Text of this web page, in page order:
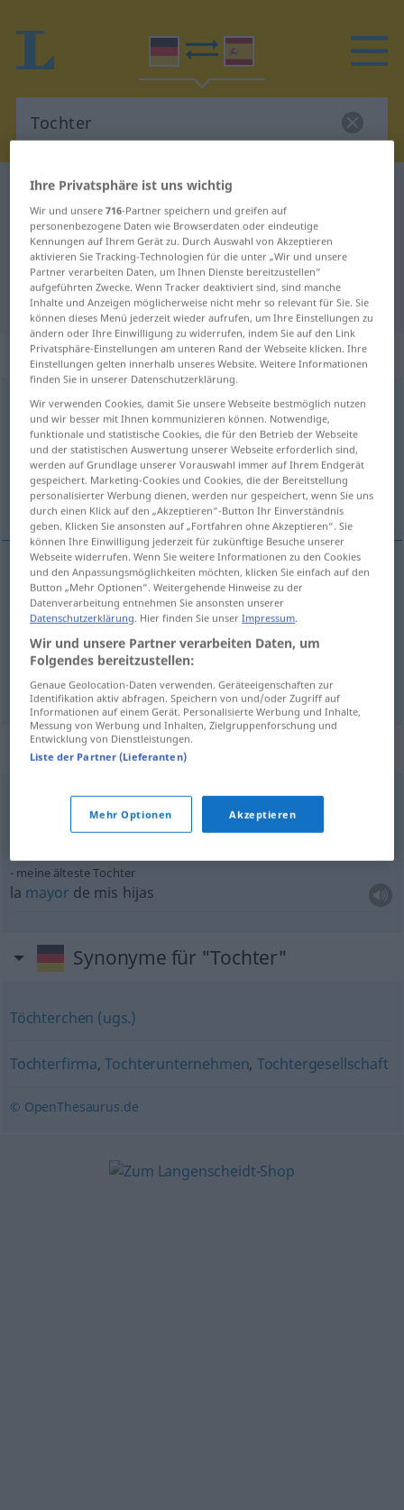
Deutsch-Spanisch Wörterbuch
Deutsch-Spanisch Übersetzung für
"Tochter"
"Tochter" Spanisch Übersetzung
„Tochter“: Femininum
Tochter [ˈtɔxtər]f <Tochter;Töchter>
Übersicht aller Übersetzungen
(Für mehr Details die Übersetzung anklicken/antippen)
hija filial
hijaf Tochter
filialf Tochter WIRTSCH
Beispielsätze für "Tochter"
höhere Tochter
muchachafbien
meine älteste Tochter
la mayor de mis hijas
Synonyme für "Tochter"
Töchterchen (ugs.)
Tochterfirma,Tochterunternehmen, Tochtergesellschaft
© OpenThesaurus.de
Ihre Privatsphäre ist uns wichtig
Wir und unsere716-Partner speichern und greifen auf
personenbezogene Daten wie Browserdaten oder eindeutige
Kennungen auf Ihrem Gerät zu. Durch Auswahl von Akzeptieren
aktivieren Sie Tracking-Technologien für die unter „Wir und unsere
Partner verarbeiten Daten, um Ihnen Dienste bereitzustellen“
aufgeführten Zwecke. Wenn Tracker deaktiviert sind, sind manche
Inhalte und Anzeigen möglicherweise nicht mehr so relevant für Sie. Sie
können dieses Menü jederzeit wieder aufrufen, um Ihre Einstellungen zu
ändern oder Ihre Einwilligung zu widerrufen, indem Sie auf den Link
Privatsphäre-Einstellungen am unteren Rand der Webseite klicken. Ihre
Einstellungen gelten innerhalb unseres Website. Weitere Informationen
finden Sie in unserer Datenschutzerklärung.
Wir verwenden Cookies, damit Sie unsere Webseite bestmöglich nutzen
und wir besser mit Ihnen kommunizieren können. Notwendige,
funktionale und statistische Cookies, die für den Betrieb der Webseite
und der statistischen Auswertung unserer Webseite erforderlich sind,
werden auf Grundlage unserer Vorauswahl immer auf Ihrem Endgerät
gespeichert. Marketing-Cookies und Cookies, die der Bereitstellung
personalisierter Werbung dienen, werden nur gespeichert, wenn Sie uns
durch einen Klick auf den „Akzeptieren“-Button Ihr Einverständnis
geben. Klicken Sie ansonsten auf „Fortfahren ohne Akzeptieren“. Sie
können Ihre Einwilligung jederzeit für zukünftige Besuche unserer
Webseite widerrufen. Wenn Sie weitere Informationen zu den Cookies
und den Anpassungsmöglichkeiten möchten, klicken Sie einfach auf den
Button „Mehr Optionen“. Weitergehende Hinweise zu der
Datenverarbeitung entnehmen Sie ansonsten unserer
Datenschutzerklärung. Hier finden Sie unserImpressum.
Wir und unsere Partner verarbeiten Daten, um
Folgendes bereitzustellen:
Genaue Geolocation-Daten verwenden. Geräteeigenschaften zur
Identifikation aktiv abfragen. Speichern von und/oder Zugriff auf
Informationen auf einem Gerät. Personalisierte Werbung und Inhalte,
Messung von Werbung und Inhalten, Zielgruppenforschung und
Entwicklung von Dienstleistungen.
Liste der Partner (Lieferanten)
Mehr Optionen Akzeptieren